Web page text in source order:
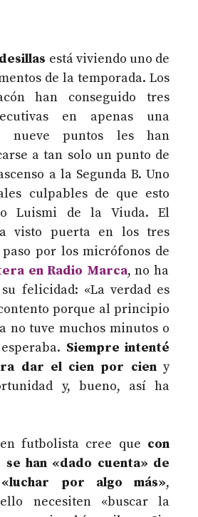
está viviendo uno de
de la temporada. Los
han conseguido tres
en apenas una
nueve puntos les han
a tan solo un punto de
a la Segunda B. Uno
culpables de que esto
Luismi de la Viuda. El
visto puerta en los tres
por los micrófonos de
en Radio Marca, no ha
felicidad: «La verdad es
porque al principio
no tuve muchos minutos o
Siempre intenté
dar el cien por cieny
y, bueno, así ha
futbolista cree que con
han «dado cuenta» de
por algo más»,
necesiten «buscar la